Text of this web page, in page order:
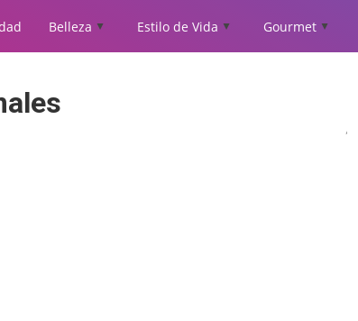
Belleza ▲ Estilo de Vida ▲ Gourmet ▲